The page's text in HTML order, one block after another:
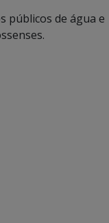
públicos de água e